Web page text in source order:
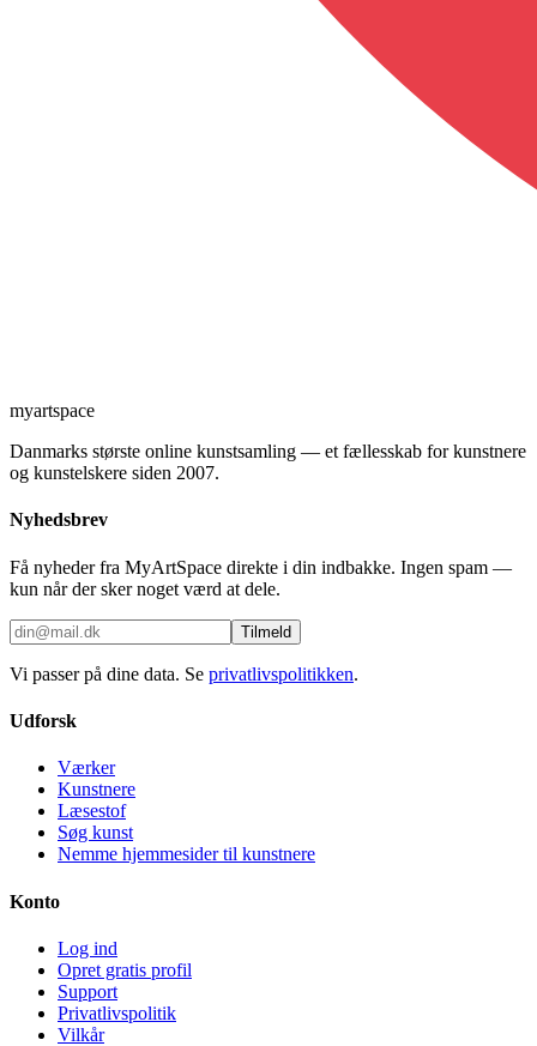
myartspace
Danmarks største online kunstsamling — et fællesskab for kunstnere
og kunstelskere siden 2007.
Nyhedsbrev
Få nyheder fra MyArtSpace direkte i din indbakke. Ingen spam —
kun når der sker noget værd at dele.
Tilmeld
Vi passer på dine data. Se privatlivspolitikken.
Udforsk
Værker
Kunstnere
Læsestof
Søg kunst
Nemme hjemmesider til kunstnere
Konto
Log ind
Opret gratis profil
Support
Privatlivspolitik
Vilkår